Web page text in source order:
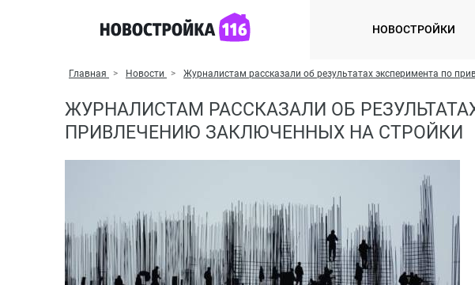
НОВОСТРОЙКИ
Главная Новости Журналистам рассказали об результатах эксперимента по
ЖУРНАЛИСТАМ РАССКАЗАЛИ ОБ
ПРИВЛЕЧЕНИЮ ЗАКЛЮЧЕННЫХ НА СТРОЙКИ